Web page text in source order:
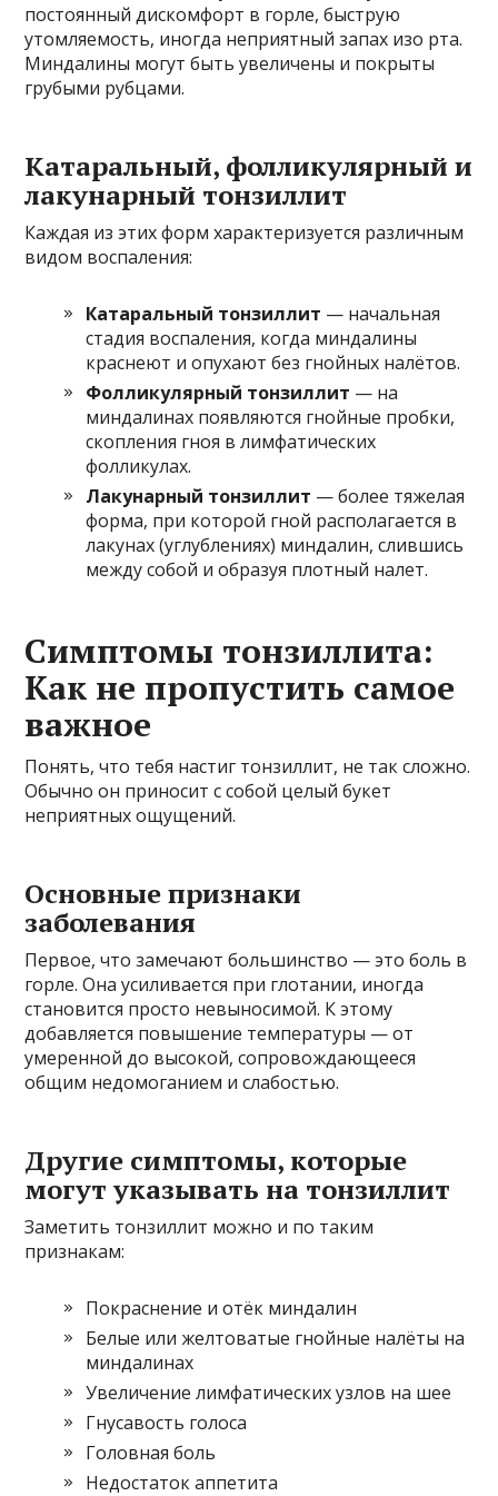
постоянный дискомфорт в горле, быструю
утомляемость, иногда неприятный запах изо рта.
Миндалины могут быть увеличены и покрыты
грубыми рубцами.
Катаральный, фолликулярный и
лакунарный тонзиллит
Каждая из этих форм характеризуется различным
видом воспаления:
Катаральный тонзиллит — начальная
стадия воспаления, когда миндалины
краснеют и опухают без гнойных налётов.
Фолликулярный тонзиллит — на
миндалинах появляются гнойные пробки,
скопления гноя в лимфатических
фолликулах.
Лакунарный тонзиллит — более тяжелая
форма, при которой гной располагается в
лакунах (углублениях) миндалин, слившись
между собой и образуя плотный налет.
Симптомы тонзиллита:
Как не пропустить самое
важное
Понять, что тебя настиг тонзиллит, не так сложно.
Обычно он приносит с собой целый букет
неприятных ощущений.
Основные признаки
заболевания
Первое, что замечают большинство — это боль в
горле. Она усиливается при глотании, иногда
становится просто невыносимой. К этому
добавляется повышение температуры — от
умеренной до высокой, сопровождающееся
общим недомоганием и слабостью.
Другие симптомы, которые
могут указывать на тонзиллит
Заметить тонзиллит можно и по таким
признакам:
Покраснение и отёк миндалин
Белые или желтоватые гнойные налёты на
миндалинах
Увеличение лимфатических узлов на шее
Гнусавость голоса
Головная боль
Недостаток аппетита